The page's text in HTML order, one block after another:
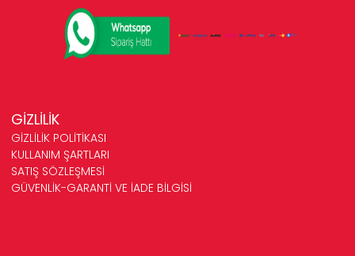
GİZLİLİK
GİZLİLİK POLİTİKASI
KULLANIM ŞARTLARI
SATIŞ SÖZLEŞMESİ
GÜVENLİK-GARANTİ VE İADE BİLGİSİ